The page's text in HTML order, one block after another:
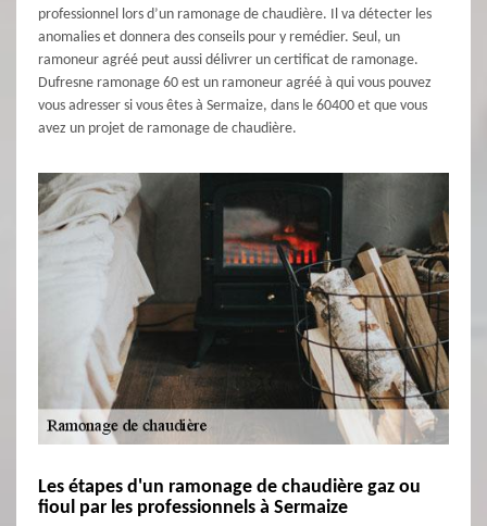
professionnel lors d’un ramonage de chaudière. Il va détecter les
anomalies et donnera des conseils pour y remédier. Seul, un
ramoneur agréé peut aussi délivrer un certificat de ramonage.
Dufresne ramonage 60 est un ramoneur agréé à qui vous pouvez
vous adresser si vous êtes à Sermaize, dans le 60400 et que vous
avez un projet de ramonage de chaudière.
Les étapes d'un ramonage de chaudière gaz ou
fioul par les professionnels à Sermaize